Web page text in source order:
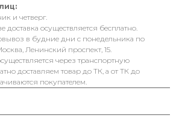
и четверг.
осуществляется бесплатно.
в будние дни с понедельника по
Ленинский проспект, 15.
через транспортную
доставляем товар до ТК, а от ТК до
покупателем.